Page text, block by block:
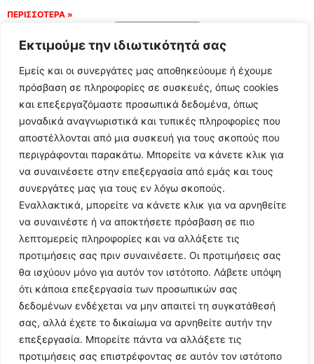
Εκτιμούμε την ιδιωτικότητά σας
Εμείς και οι συνεργάτες μας αποθηκεύουμε ή έχουμε
πρόσβαση σε πληροφορίες σε συσκευές, όπως cookies
και επεξεργαζόμαστε προσωπικά δεδομένα, όπως
μοναδικά αναγνωριστικά και τυπικές πληροφορίες που
αποστέλλονται από μια συσκευή για τους σκοπούς που
περιγράφονται παρακάτω. Μπορείτε να κάνετε κλικ για
να συναινέσετε στην επεξεργασία από εμάς και τους
συνεργάτες μας για τους εν λόγω σκοπούς.
Εναλλακτικά, μπορείτε να κάνετε κλικ για να αρνηθείτε
να συναινέστε ή να αποκτήσετε πρόσβαση σε πιο
λεπτομερείς πληροφορίες και να αλλάξετε τις
προτιμήσεις σας πριν συναινέσετε. Οι προτιμήσεις σας
θα ισχύουν μόνο για αυτόν τον ιστότοπο. Λάβετε υπόψη
ότι κάποια επεξεργασία των προσωπικών σας
δεδομένων ενδέχεται να μην απαιτεί τη συγκατάθεσή
σας, αλλά έχετε το δικαίωμα να αρνηθείτε αυτήν την
επεξεργασία. Μπορείτε πάντα να αλλάξετε τις
προτιμήσεις σας επιστρέφοντας σε αυτόν τον ιστότοπο
ΠΕΡΙΣΣΟΤΕΡΑ »
Follow Us
© 2024 All Rights Reserved
Η ιστοσελίδαargolikianaptiksi.grείναι πιστοποιημένη στο
ηλεκτρονικό Μητρώο Ηλεκτρονικού Τύπου της ΓΓ Επικοινωνίας